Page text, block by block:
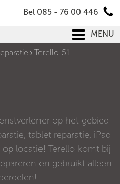
Bel 085 - 76 00 446
MENU
Terello-51
op het gebied
tablet reparatie, iPad
op locatie! Terello komt bij
en gebruikt alleen